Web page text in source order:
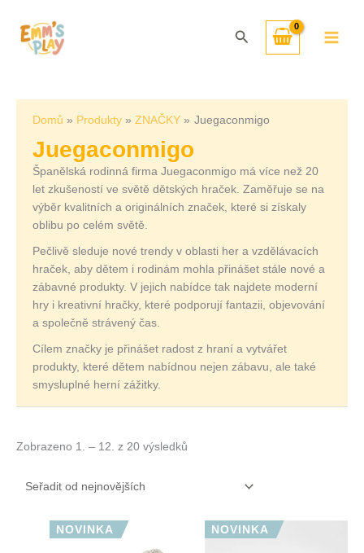
obsah
Hledat
Domů Produkty ZNAČKY Juegaconmigo
Juegaconmigo
Španělská rodinná firma Juegaconmigo má více než 20
let zkušeností ve světě dětských hraček. Zaměřuje se na
výběr kvalitních a originálních značek, které si získaly
oblibu po celém světě.
Pečlivě sleduje nové trendy v oblasti her a vzdělávacích
hraček, aby dětem i rodinám mohla přinášet stále nové a
zábavné produkty. V jejich nabídce tak najdete moderní
hry i kreativní hračky, které podporují fantazii, objevování
a společně strávený čas.
Cílem značky je přinášet radost z hraní a vytvářet
produkty, které dětem nabídnou nejen zábavu, ale také
smysluplné herní zážitky.
Zobrazeno 1. – 12. z 20 výsledků
nejnovějších
NOVINKA NOVINKA